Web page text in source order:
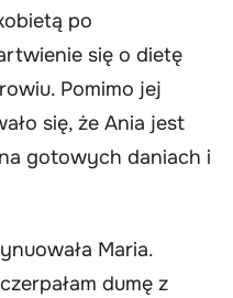
po
się o dietę
Pomimo jej
się, że Ania jest
gotowych daniach i
Maria.
dumę z